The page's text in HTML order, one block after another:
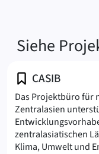
Siehe
CASIB
Das Projektbüro für
Zentralasien
zentralasiatischen
Klima, Umwelt und